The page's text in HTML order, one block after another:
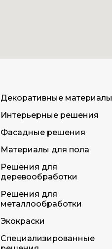
Декоративные материалы
Интерьерные решения
Фасадные решения
Материалы для пола
Решения для
деревообработки
Решения для
металлообработки
Экокраски
Специализированные